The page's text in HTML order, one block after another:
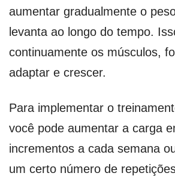
aumentar gradualmente o
levanta ao longo do tempo.
continuamente os músculos,
adaptar e crescer.
Para implementar o
você pode aumentar a carga
incrementos a cada semana
um certo número de